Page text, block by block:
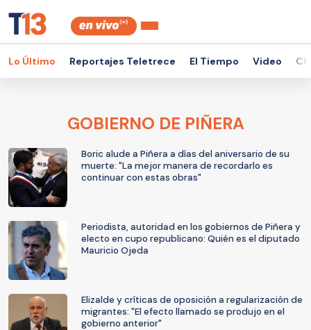
Lo Último Reportajes Teletrece El Tiempo Video
GOBIERNO DE PIÑERA
Boric alude a Piñera a días del aniversario de su
muerte: "La mejor manera de recordarlo es
continuar con estas obras"
Periodista, autoridad en los gobiernos de Piñera y
electo en cupo republicano: Quién es el diputado
Mauricio Ojeda
Elizalde y críticas de oposición a regularización de
migrantes: "El efecto llamado se produjo en el
gobierno anterior"